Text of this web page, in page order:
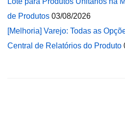
de Produtos 03/08/2026
[Melhoria] Varejo: Todas as
Central de Relatórios do Produto